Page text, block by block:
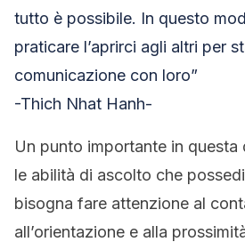
tutto è possibile. In questo
praticare l’aprirci agli altri per
comunicazione con loro”
-Thich Nhat Hanh-
Un punto importante in questa
le abilità di ascolto che
bisogna fare attenzione al
all’orientazione e alla